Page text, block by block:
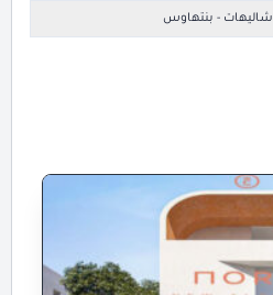
شاليهات - بنتهاوس